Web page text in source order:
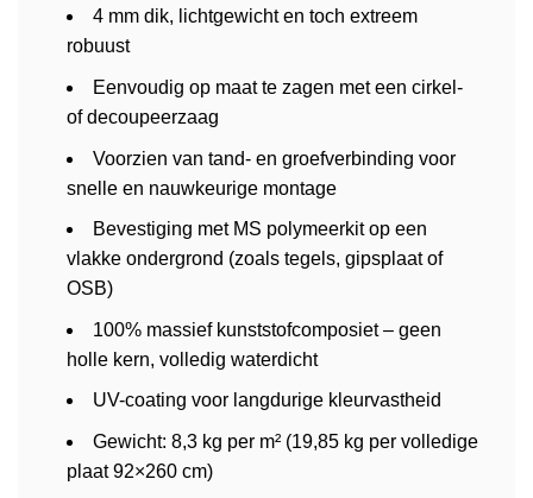
4 mm dik, lichtgewicht en toch extreem
robuust
Eenvoudig op maat te zagen met een cirkel-
of decoupeerzaag
Voorzien van tand- en groefverbinding voor
snelle en nauwkeurige montage
Bevestiging met MS polymeerkit op een
vlakke ondergrond (zoals tegels, gipsplaat of
OSB)
100% massief kunststofcomposiet – geen
holle kern, volledig waterdicht
UV-coating voor langdurige kleurvastheid
Gewicht: 8,3 kg per m² (19,85 kg per volledige
plaat 92×260 cm)